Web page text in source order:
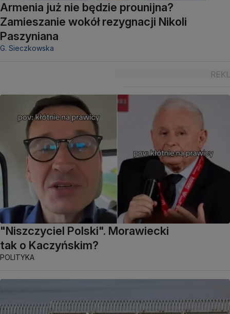
Armenia już nie będzie prounijna?
Zamieszanie wokół rezygnacji Nikoli
Paszyniana
G. Sieczkowska
"Niszczyciel Polski". Morawiecki
tak o Kaczyńskim?
POLITYKA